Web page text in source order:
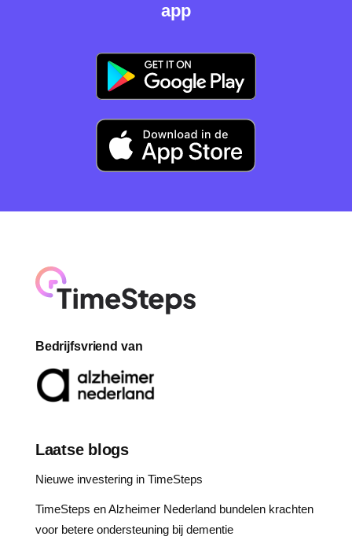
app
Bedrijfsvriend van
Laatse blogs
Nieuwe investering in TimeSteps
TimeSteps en Alzheimer Nederland bundelen krachten
voor betere ondersteuning bij dementie